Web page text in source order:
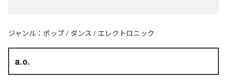
ジャンル： ポップ / ダンス / エレクトロニック
a.o.